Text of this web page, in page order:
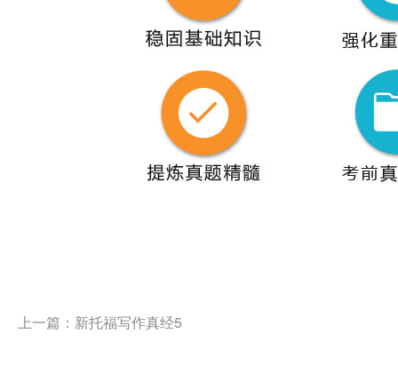
上一篇： 新托福写作真经5